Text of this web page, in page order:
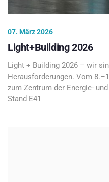
07. März 2026
Light+Building 2026
Light + Building 2026 – wir
Herausforderungen. Vom
zum Zentrum der Energie-
Stand E41